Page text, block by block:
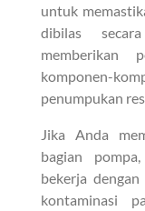
untuk
dibilas
memberikan
komponen-
penumpukan
Jika Anda
bagian
bekerja
kontaminasi